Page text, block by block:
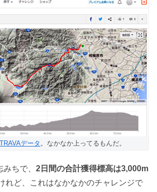
データ 。なかなか上ってるもんだ。
ちで、 2日間の合計獲得標高は3,000m
れど、これはなかなかのチャレンジで